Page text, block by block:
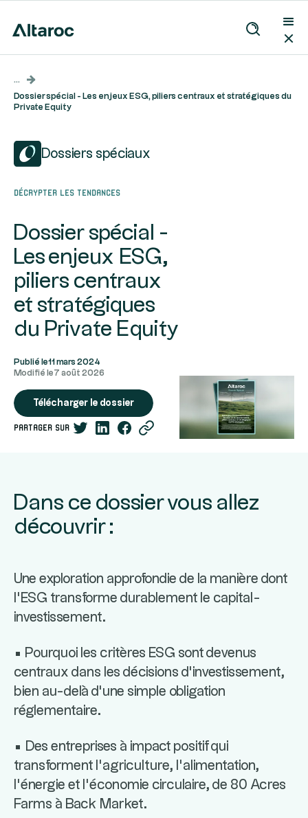
...
Dossier spécial - Les enjeux ESG, piliers centraux et stratégiques du
Private Equity
Dossiers spéciaux
Décrypter les tendances
Dossier spécial -
Les enjeux ESG,
piliers centraux
et stratégiques
du Private Equity
Publié le11 mars 2024
Modifié le7 août 2026
Télécharger le dossier
partager sur
Dans ce dossier vous allez
découvrir :
Une exploration approfondie de la manière dont
l’ESG transforme durablement le capital-
investissement.
• Pourquoi les critères ESG sont devenus
centraux dans les décisions d’investissement,
bien au-delà d’une simple obligation
réglementaire.
• Des entreprises à impact positif qui
transforment l’agriculture, l’alimentation,
l’énergie et l’économie circulaire, de 80 Acres
Farms à Back Market.